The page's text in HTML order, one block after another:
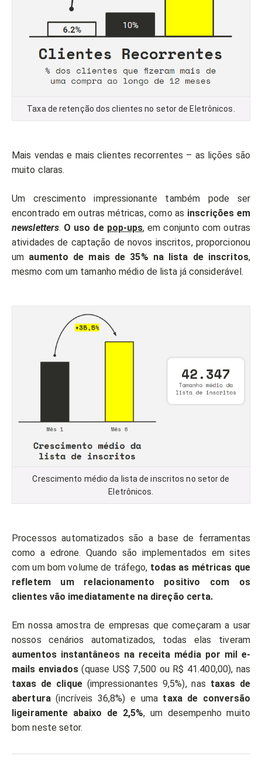
Taxa de retenção dos clientes no setor de Eletrônicos.
Mais vendas e mais clientes recorrentes – as lições são
muito claras.
Um crescimento impressionante também pode ser
encontrado em outras métricas, como as inscrições em
newsletters. O uso de pop-ups, em conjunto com outras
atividades de captação de novos inscritos, proporcionou
um aumento de mais de 35% na lista de inscritos,
mesmo com um tamanho médio de lista já considerável.
Crescimento médio da lista de inscritos no setor de
Eletrônicos.
Processos automatizados são a base de ferramentas
como a edrone. Quando são implementados em sites
com um bom volume de tráfego, todas as métricas que
refletem um relacionamento positivo com os
clientes vão imediatamente na direção certa.
Em nossa amostra de empresas que começaram a usar
nossos cenários automatizados, todas elas tiveram
aumentos instantâneos na receita média por mil e-
mails enviados(quase US$ 7,500 ou R$ 41.400,00), nas
taxas de clique(impressionantes 9,5%), nas taxas de
abertura(incríveis 36,8%) e uma taxa de conversão
ligeiramente abaixo de 2,5%, um desempenho muito
bom neste setor.